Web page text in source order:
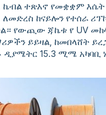
ኬብል ተጽእኖ የመቋቋም እሴት
ለመድረስ ከናይሎን የተሰራ
የውጪው ጃኬቱ የ UV
ይይዛል, ከመበላሸት
ዲያሜትር 15.3 ሚሜ አካባቢ